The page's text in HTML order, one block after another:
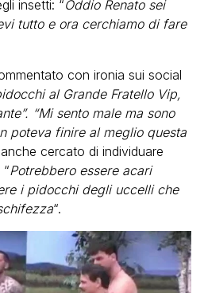
insetti: “Oddio Renato sei
tutto e ora cerchiamo di fare
con ironia sui social
al Grande Fratello Vip,
“Mi sento male ma sono
poteva finire al meglio questa
cercato di individuare
Potrebbero essere acari
i pidocchi degli uccelli che
“.